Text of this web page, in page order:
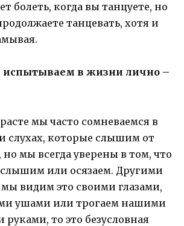
болеть, когда вы танцуете, но
танцевать, хотя и
испытываем в жизни лично –
мы часто сомневаемся в
слухах, которые слышим от
мы всегда уверены в том, что
или осязаем. Другими
мы видим это своими глазами,
ушами или трогаем нашими
то это безусловная